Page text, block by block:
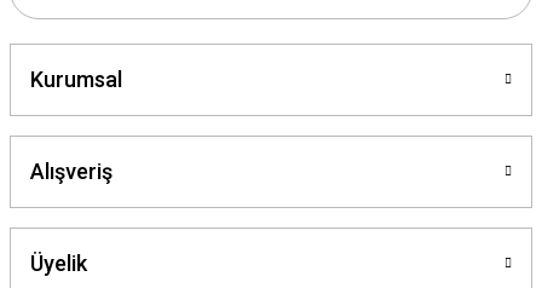
Kurumsal
Alışveriş
Üyelik